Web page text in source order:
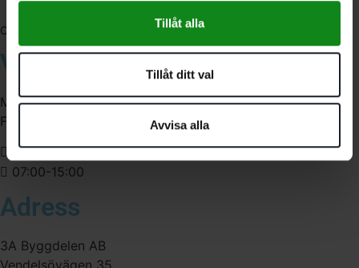
Tillåt alla
Tillåt ditt val
Avvisa alla
Org. nr:
Våra öppettider
Måndag-Torsdag:
Fredag:
07:00-16:00
07:00-15:00
Adress
3A Byggdelen AB
Vendelsövägen 35